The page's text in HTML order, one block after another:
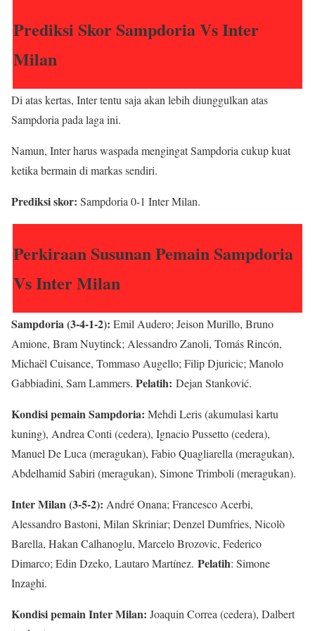
Prediksi Skor Sampdoria Vs Inter
Milan
Di atas kertas, Inter tentu saja akan lebih diunggulkan atas
Sampdoria pada laga ini.
Namun, Inter harus waspada mengingat Sampdoria cukup kuat
ketika bermain di markas sendiri.
Prediksi skor: Sampdoria 0-1 Inter Milan.
Perkiraan Susunan Pemain Sampdoria
Vs Inter Milan
Sampdoria (3-4-1-2): Emil Audero; Jeison Murillo, Bruno
Amione, Bram Nuytinck; Alessandro Zanoli, Tomás Rincón,
Michaël Cuisance, Tommaso Augello; Filip Djuricic; Manolo
Gabbiadini, Sam Lammers. Pelatih: Dejan Stanković.
Kondisi pemain Sampdoria: Mehdi Leris (akumulasi kartu
kuning), Andrea Conti (cedera), Ignacio Pussetto (cedera),
Manuel De Luca (meragukan), Fabio Quagliarella (meragukan),
Abdelhamid Sabiri (meragukan), Simone Trimboli (meragukan).
Inter Milan (3-5-2): André Onana; Francesco Acerbi,
Alessandro Bastoni, Milan Skriniar; Denzel Dumfries, Nicolò
Barella, Hakan Calhanoglu, Marcelo Brozovic, Federico
Dimarco; Edin Dzeko, Lautaro Martínez. Pelatih: Simone
Inzaghi.
Kondisi pemain Inter Milan: Joaquin Correa (cedera), Dalbert